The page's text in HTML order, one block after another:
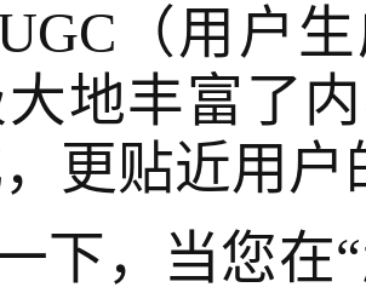
（用户
地丰富了
更贴近用
下，当您在